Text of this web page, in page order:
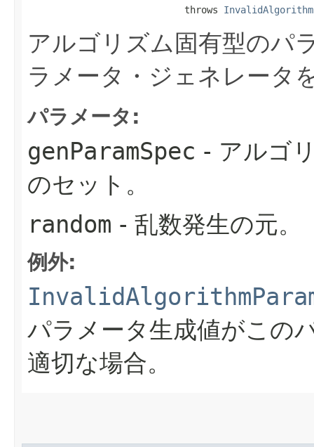
                            throws
アルゴリズム固有型のパ
ラメータ・ジェネレータ
パラメータ:
genParamSpec - アルゴ
のセット。
random - 乱数発生の元。
例外:
パラメータ生成値がこの
適切な場合。